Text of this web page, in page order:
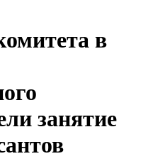
в
занятие